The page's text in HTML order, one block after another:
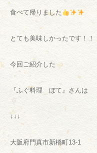
食べて帰りました
とても美味しかったです！！
今回ご紹介した
『ふぐ料理 ぼて』さんは
↓↓↓
大阪府門真市新橋町13-1